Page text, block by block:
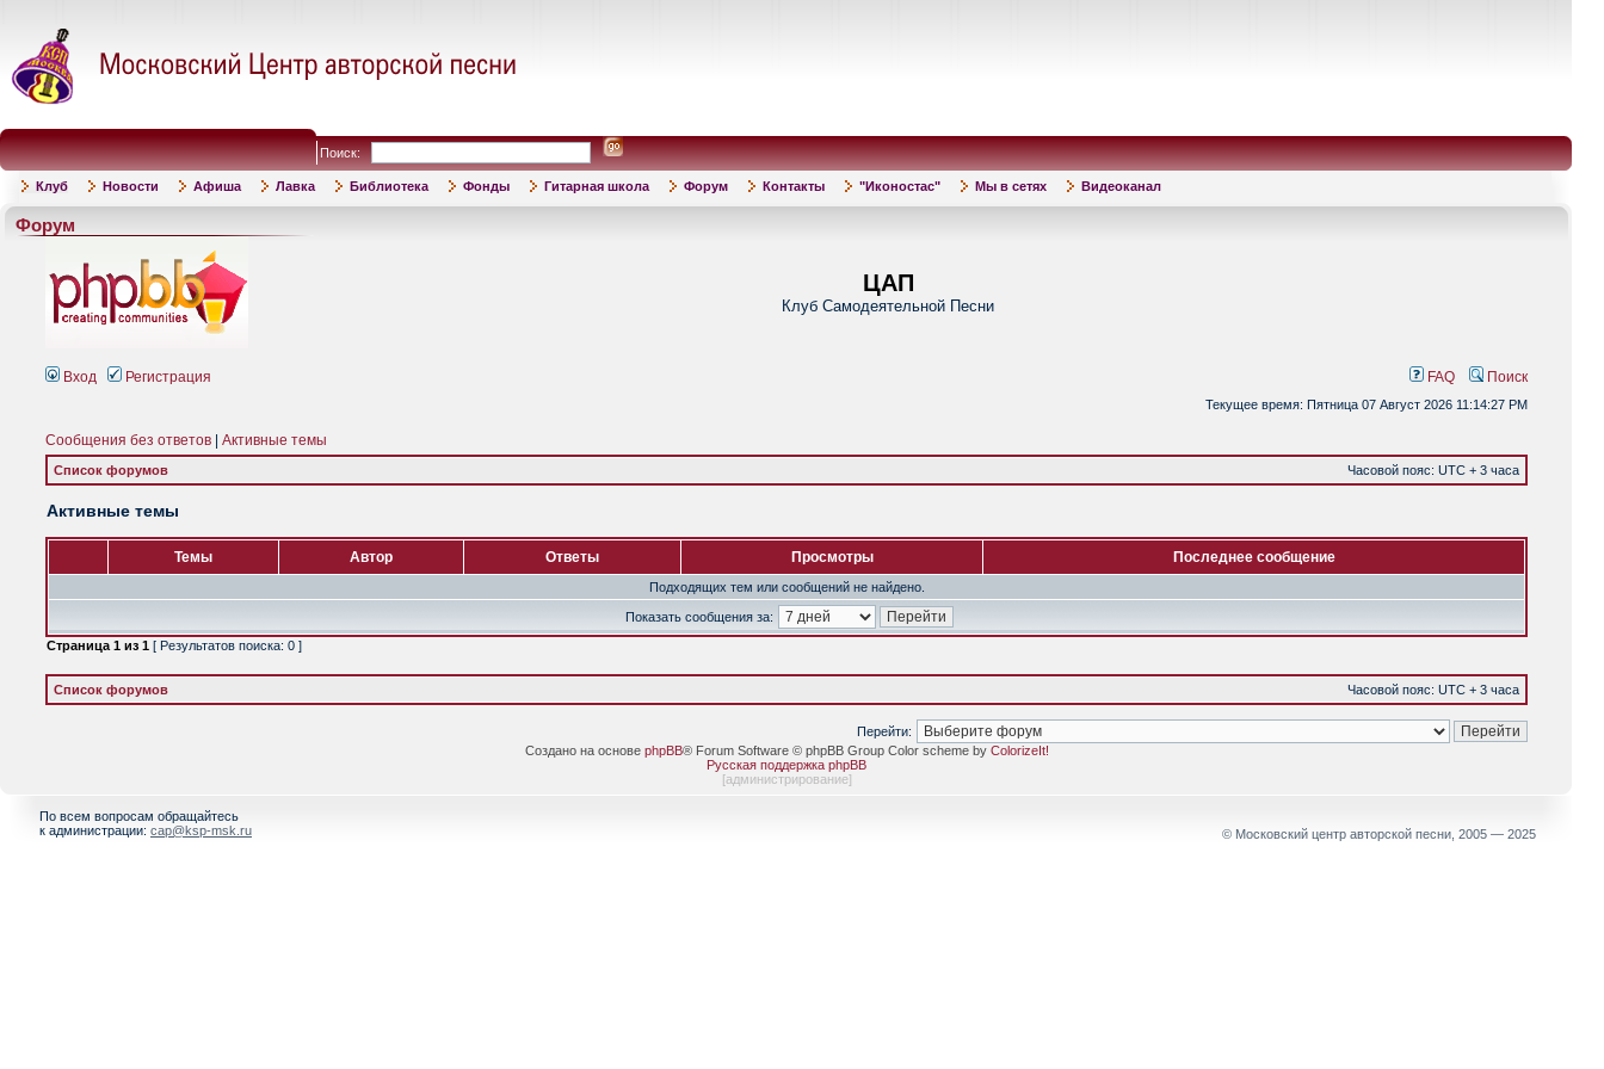
Поиск:
Клуб Новости Афиша Лавка Библиотека Фонды Гитарная школа Форум Контакты "Иконостас" Мы в сетях Видеоканал
Форум
ЦАП
Клуб Самодеятельной Песни
Вход Регистрация FAQ Поиск
Текущее время: Пятница 07 Август 2026 11:14:27 PM
Сообщения без ответов Активные темы
Список форумов Часовой пояс: UTC + 3 часа
Активные темы
Темы Автор Ответы Просмотры Последнее сообщение
Подходящих тем или сообщений не найдено.
Показать сообщения за:
Страница 1 из 1 [ Результатов поиска: 0 ]
Список форумов Часовой пояс: UTC + 3 часа
Перейти:
Создано на основе phpBB® Forum Software © phpBB Group Color scheme by ColorizeIt!
Русская поддержка phpBB
[администрирование]
По всем вопросам обращайтесь
к администрации: cap@ksp-msk.ru © Московский центр авторской песни, 2005 — 2025